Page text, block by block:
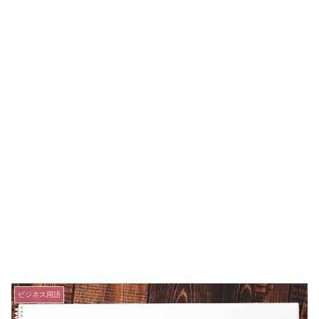
ビジネス用語